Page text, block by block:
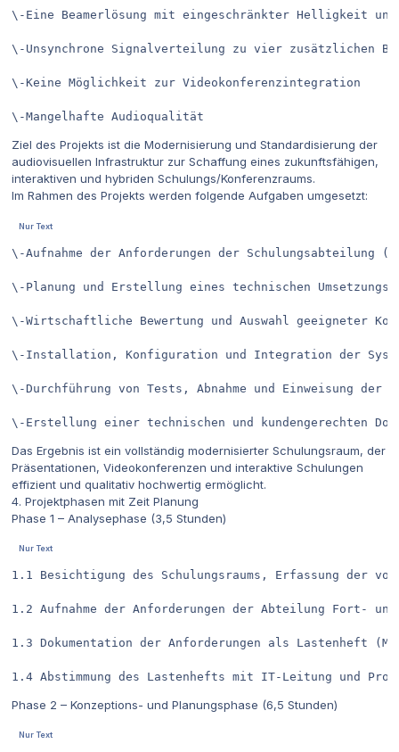
\-Eine Beamerlösung mit eingeschränkter Helligkeit
\-Unsynchrone Signalverteilung zu vier zusätzlichen
\-Keine Möglichkeit zur Videokonferenzintegration
\-Mangelhafte Audioqualität
Ziel des Projekts ist die Modernisierung und Standardisierung der
audiovisuellen Infrastruktur zur Schaffung eines zukunftsfähigen,
interaktiven und hybriden Schulungs/Konferenzraums.
Im Rahmen des Projekts werden folgende Aufgaben umgesetzt:
\-Aufnahme der Anforderungen der Schulungsabteilung
\-Planung und Erstellung eines technischen
\-Wirtschaftliche Bewertung und Auswahl geeigneter
\-Installation, Konfiguration und Integration der
\-Durchführung von Tests, Abnahme und Einweisung der
\-Erstellung einer technischen und kundengerechten
Das Ergebnis ist ein vollständig modernisierter Schulungsraum, der
Präsentationen, Videokonferenzen und interaktive Schulungen
effizient und qualitativ hochwertig ermöglicht.
4. Projektphasen mit Zeit Planung
Phase 1 – Analysephase (3,5 Stunden)
1.1	Besichtigung des Schulungsraums, Erfassung der vorhandenen AV-Technik (Beamer, PC, Lautsprecher, Verkabelung)		0,75
1.2	Aufnahme der Anforderungen der Abteilung Fort- und Weiterbildung (z. B. Videokonferenz, Interaktivität, Audioqualität)	1,00
1.3	Dokumentation der Anforderungen als Lastenheft (Muss-/Kann-Kriterien, Rahmenbedingungen)				1,25
Phase 2 – Konzeptions- und Planungsphase (6,5 Stunden)